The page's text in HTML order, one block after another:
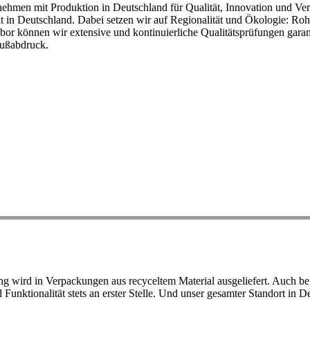
mit Produktion in Deutschland für Qualität, Innovation und
in Deutschland. Dabei setzen wir auf Regionalität und Ökologie:
können wir extensive und kontinuierliche Qualitätsprüfungen
in Verpackungen aus recyceltem Material ausgeliefert. Auch
stets an erster Stelle. Und unser gesamter Standort in